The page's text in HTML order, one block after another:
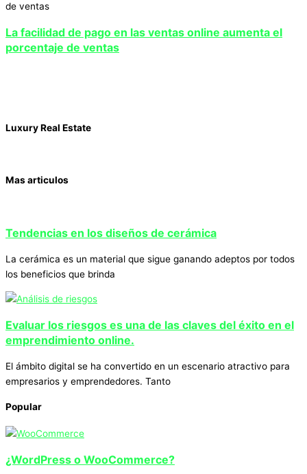
La facilidad de pago en las ventas online aumenta el
porcentaje de ventas
Luxury Real Estate
Mas articulos
Tendencias en los diseños de cerámica
La cerámica es un material que sigue ganando adeptos por todos
los beneficios que brinda
Evaluar los riesgos es una de las claves del éxito en el
emprendimiento online.
El ámbito digital se ha convertido en un escenario atractivo para
empresarios y emprendedores. Tanto
Popular
¿WordPress o WooCommerce?